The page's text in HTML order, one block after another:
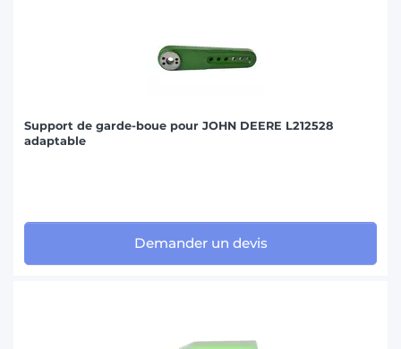
Support de garde-boue pour JOHN DEERE L212528
adaptable
Demander un devis